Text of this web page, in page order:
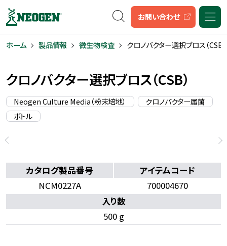
キーワード検索
お問い合わせ
ホーム 製品情報 微生物検査 クロノバクター選択ブロス（CSB）
クロノバクター選択ブロス（CSB）
Neogen Culture Media（粉末培地）
クロノバクター属菌
ボトル
カタログ製品番号
NCM0227A
アイテムコード
700004670
入り数
500 g